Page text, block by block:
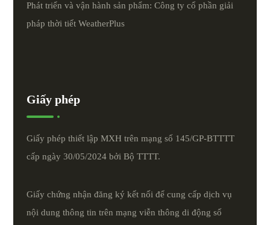
Phát triển và vận hành sản phẩm: Công ty cổ phần giải
pháp thời tiếtWeatherPlus
Giấy phép
Giấy phép thiết lập MXH trên mạng số 145/GP-BTTTT
cấp ngày 30/05/2024 bởi Bộ TTTT.
Giấy chứng nhận đăng ký kết nối để cung cấp dịch vụ
nội dung thông tin trên mạng viễn thông di động số